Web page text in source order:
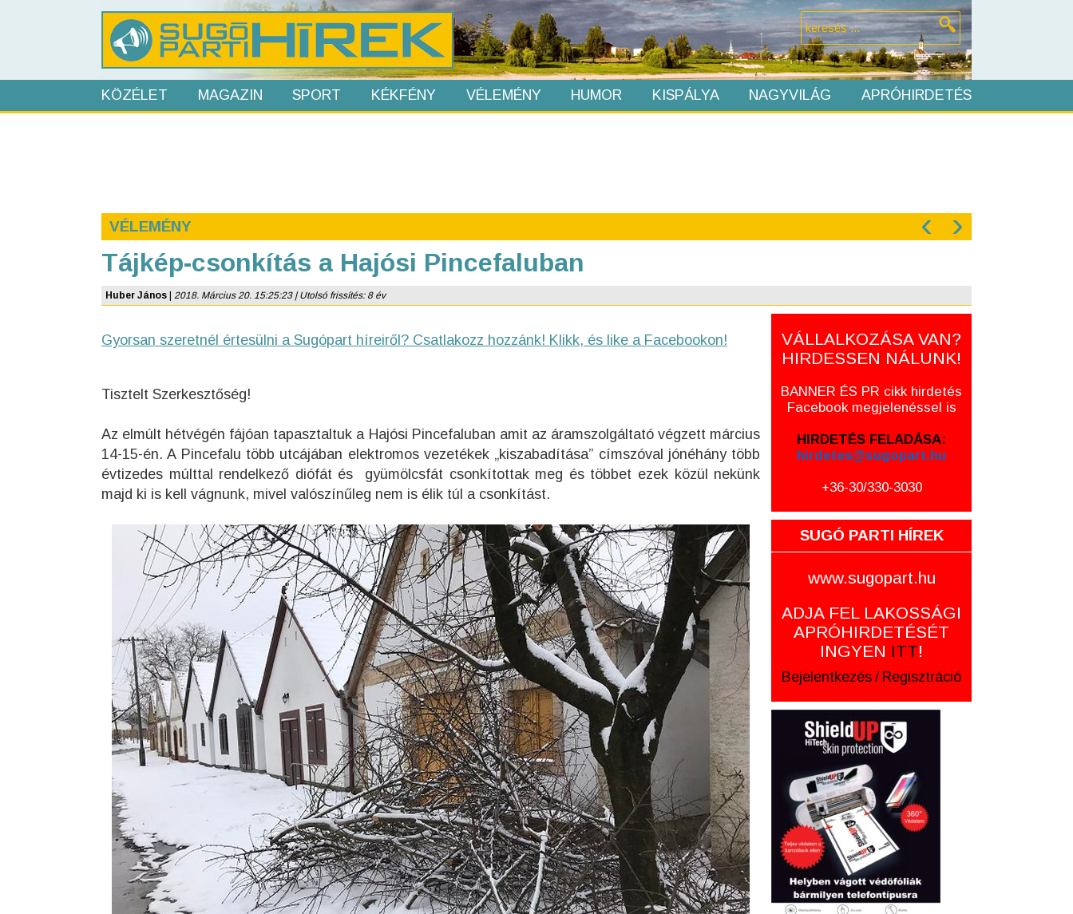
KÖZÉLET MAGAZIN SPORT KÉKFÉNY VÉLEMÉNY HUMOR KISPÁLYA NAGYVILÁG APRÓHIRDETÉS
VÉLEMÉNY ‹ ›
Tájkép-csonkítás a Hajósi Pincefaluban
Huber János 2018. Március 20. 15:25:23 | Utolsó frissítés: 8 év
Gyorsan szeretnél értesülni a Sugópart híreiről? Csatlakozz hozzánk! Klikk, és like a Facebookon!
Tisztelt Szerkesztőség!
Az elmúlt hétvégén fájóan tapasztaltuk a Hajósi Pincefaluban amit az áramszolgáltató végzett március
14-15-én. A Pincefalu több utcájában elektromos vezetékek „kiszabadítása” címszóval jónéhány több
évtizedes múlttal rendelkező diófát és gyümölcsfát csonkítottak meg és többet ezek közül nekünk
majd ki is kell vágnunk, mivel valószínűleg nem is élik túl a csonkítást.
VÁLLALKOZÁSA VAN?
HIRDESSEN NÁLUNK!
BANNER ÉS PR cikk hirdetés
Facebook megjelenéssel is
HIRDETÉS FELADÁSA:
hirdetes@sugopart.hu
+36-30/330-3030
SUGÓ PARTI HÍREK
www.sugopart.hu
ADJA FEL LAKOSSÁGI
APRÓHIRDETÉSÉT
INGYEN ITT!
Bejelentkezés / Regisztráció